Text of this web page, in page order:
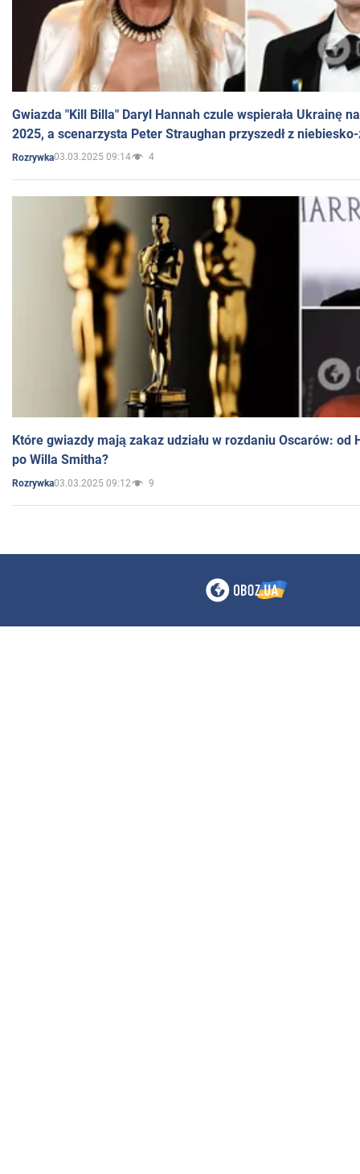
Gwiazda "Kill Billa" Daryl Hannah czule wspierała Ukrainę
2025, a scenarzysta Peter Straughan przyszedł z
Rozrywka03.03.2025 09:14 4
Które gwiazdy mają zakaz udziału w rozdaniu Oscarów: od
po Willa Smitha?
Rozrywka03.03.2025 09:12 9